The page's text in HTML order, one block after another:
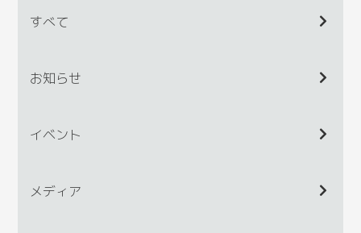
すべて
お知らせ
イベント
メディア